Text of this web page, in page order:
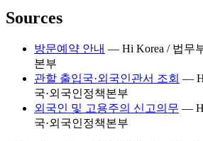
Sources
방문예약 안내 — Hi Korea / 법무
본부
관할 출입국·외국인관서 조회 —
국·외국인정책본부
외국인 및 고용주의 신고의무 —
국·외국인정책본부